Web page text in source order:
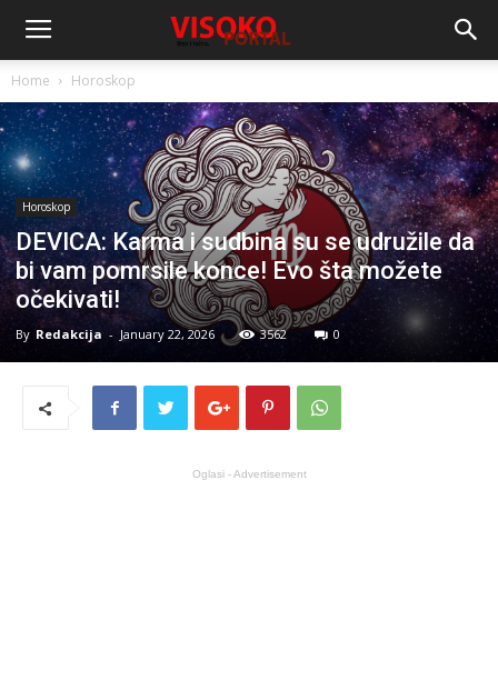
Home Horoskop
Horoskop
DEVICA: Karma i sudbina su se udružile da
bi vam pomrsile konce! Evo šta možete
očekivati!
By Redakcija - January 22, 2026 3562 0
Oglasi - Advertisement